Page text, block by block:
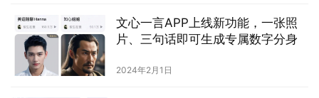
文心一言APP上线新功能，一张照
片、三句话即可生成专属数字分身
2024年2月1日